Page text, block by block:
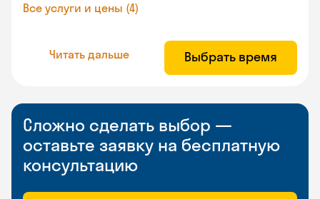
Все услуги и цены (4)
Читать дальше Выбрать время
Сложно сделать выбор —
оставьте заявку на бесплатную
консультацию